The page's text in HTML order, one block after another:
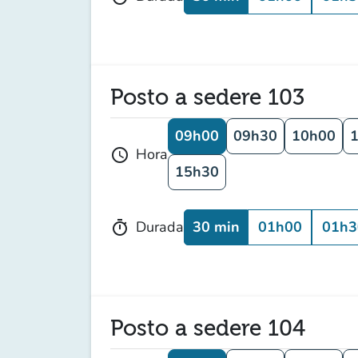
Posto a sedere 103
schedule Hora
09h00 09h30 10h00
15h30
timer Durada 30 min 01h00
Posto a sedere 104